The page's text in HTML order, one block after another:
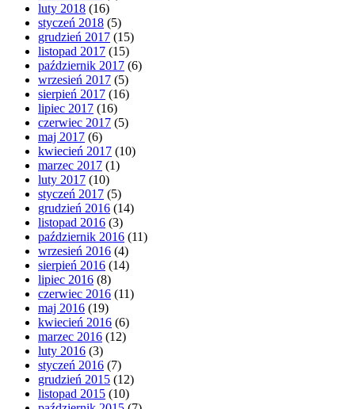
luty 2018 (16)
styczeń 2018 (5)
grudzień 2017 (15)
listopad 2017 (15)
październik 2017 (6)
wrzesień 2017 (5)
sierpień 2017 (16)
lipiec 2017 (16)
czerwiec 2017 (5)
maj 2017 (6)
kwiecień 2017 (10)
marzec 2017 (1)
luty 2017 (10)
styczeń 2017 (5)
grudzień 2016 (14)
listopad 2016 (3)
październik 2016 (11)
wrzesień 2016 (4)
sierpień 2016 (14)
lipiec 2016 (8)
czerwiec 2016 (11)
maj 2016 (19)
kwiecień 2016 (6)
marzec 2016 (12)
luty 2016 (3)
styczeń 2016 (7)
grudzień 2015 (12)
listopad 2015 (10)